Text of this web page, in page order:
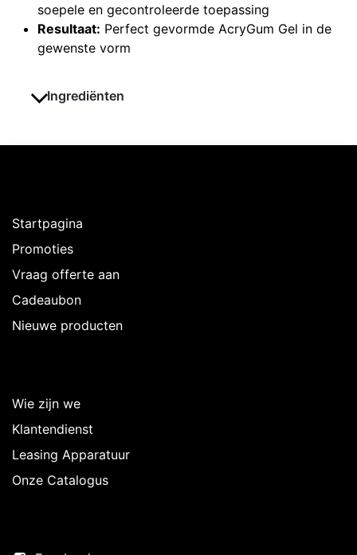
soepele en gecontroleerde toepassing
Resultaat: Perfect gevormde AcryGum Gel in de
gewenste vorm
Ingrediënten
Startpagina
Promoties
Vraag offerte aan
Cadeaubon
Nieuwe producten
Wie zijn we
Klantendienst
Leasing Apparatuur
Onze Catalogus